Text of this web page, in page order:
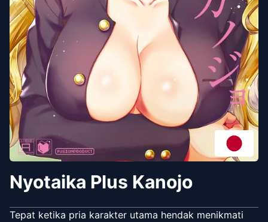
Nyotaika Plus Kanojo
Tepat ketika pria karakter utama hendak menikmati